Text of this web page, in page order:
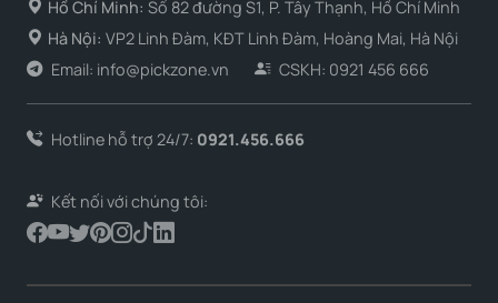
Tại sao Vợt Joola Perseus 3S Dual
16mm được yêu thích
Hồ Chí Minh: Số 82 đường S1, P. Tây Thạnh, Hồ Chí Minh
Hà Nội: VP2 Linh Đàm, KĐT Linh Đàm, Hoàng Mai, Hà Nội
Email: info@pickzone.vn
CSKH: 0921 456 666
Hotline hỗ trợ 24/7: 0921.456.666
Kết nối với chúng tôi: